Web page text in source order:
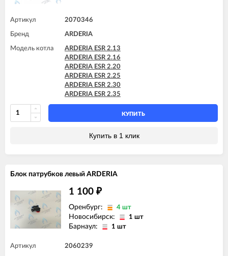
Артикул 2070346
Бренд ARDERIA
Модель котла
ARDERIA ESR 2.13
ARDERIA ESR 2.16
ARDERIA ESR 2.20
ARDERIA ESR 2.25
ARDERIA ESR 2.30
ARDERIA ESR 2.35
КУПИТЬ
Купить в 1 клик
Блок патрубков левый ARDERIA
1 100 ₽
Оренбург: 4 шт
Новосибирск: 1 шт
Барнаул: 1 шт
Артикул 2060239